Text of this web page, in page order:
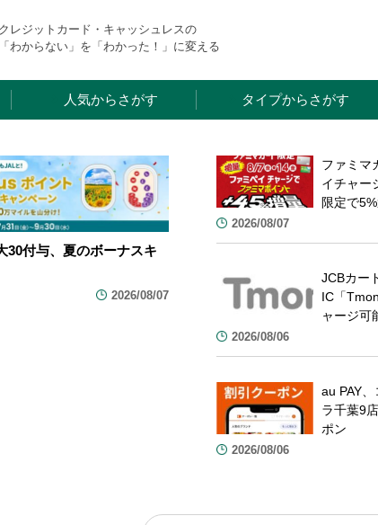
クレジットカード・キャッシュレスの
「わからない」を「わかった！」に変える
人気からさがす タイプからさがす
付与、夏のボーナスキ
2026/08/07
2026/08/07
ファミマ
イチャー
限定で
2026/08/06
JCBカー
IC「
ャージ可
2026/08/06
au PAY
ラ千葉9
ポン